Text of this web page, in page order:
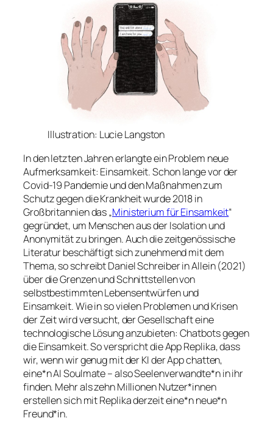
Illustration: Lucie Langston
In den letzten Jahren erlangte ein Problem neue
Aufmerksamkeit: Einsamkeit. Schon lange vor der
Covid-19 Pandemie und den Maßnahmen zum
Schutz gegen die Krankheit wurde 2018 in
Großbritannien das „Ministerium für Einsamkeit“
gegründet, um Menschen aus der Isolation und
Anonymität zu bringen. Auch die zeitgenössische
Literatur beschäftigt sich zunehmend mit dem
Thema, so schreibt Daniel Schreiber inAllein(2021)
über die Grenzen und Schnittstellen von
selbstbestimmten Lebensentwürfen und
Einsamkeit. Wie in so vielen Problemen und Krisen
der Zeit wird versucht, der Gesellschaft eine
technologische Lösung anzubieten: Chatbots gegen
die Einsamkeit. So verspricht die AppReplika, dass
wir, wenn wir genug mit der KI der App chatten,
eine*nAI Soulmate– also Seelenverwandte*n in ihr
finden. Mehr als zehn Millionen Nutzer*innen
erstellen sich mitReplikaderzeit eine*n neue*n
Freund*in.